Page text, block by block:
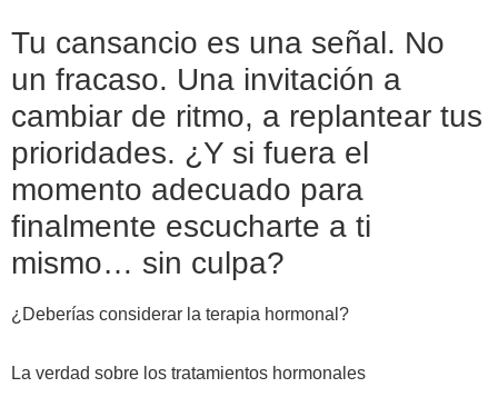
Tu cansancio es una señal. No
un fracaso. Una invitación a
cambiar de ritmo, a replantear tus
prioridades. ¿Y si fuera el
momento adecuado para
finalmente escucharte a ti
mismo… sin culpa?
¿Deberías considerar la terapia hormonal?
La verdad sobre los tratamientos hormonales